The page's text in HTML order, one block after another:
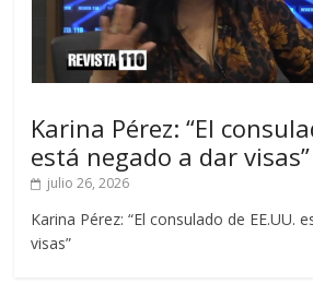
Karina Pérez: “El
está negado a dar visas”
julio 26, 2026
Karina Pérez: “El consulado de EE.UU.
visas”